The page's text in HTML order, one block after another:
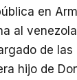
en
al
de las
hijo de